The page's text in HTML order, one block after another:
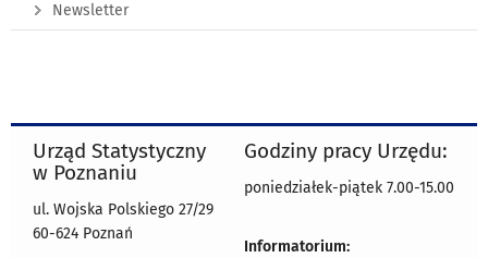
Newsletter
Urząd Statystyczny
w Poznaniu
ul. Wojska Polskiego 27/29
60-624 Poznań
Godziny pracy Urzędu:
poniedziałek-piątek 7.00-15.00
Informatorium: